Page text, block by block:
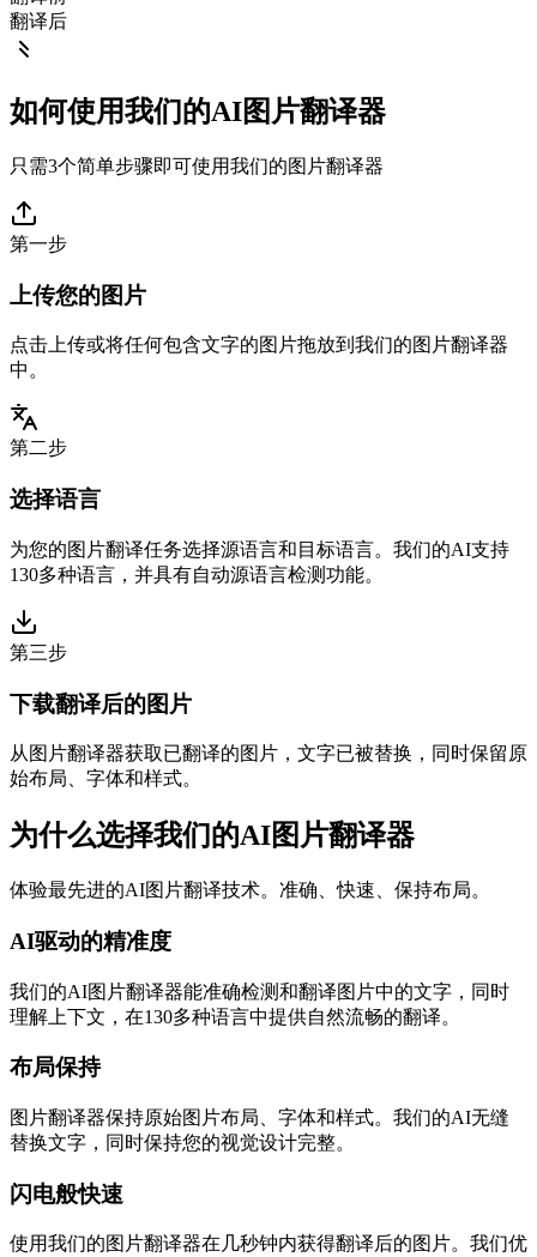
翻译后
如何使用我们的AI图片翻译器
只需3个简单步骤即可使用我们的图片翻译器
第一步
上传您的图片
点击上传或将任何包含文字的图片拖放到我们的图片翻译器
中。
第二步
选择语言
为您的图片翻译任务选择源语言和目标语言。我们的AI支持
130多种语言，并具有自动源语言检测功能。
第三步
下载翻译后的图片
从图片翻译器获取已翻译的图片，文字已被替换，同时保留原
始布局、字体和样式。
为什么选择我们的AI图片翻译器
体验最先进的AI图片翻译技术。准确、快速、保持布局。
AI驱动的精准度
我们的AI图片翻译器能准确检测和翻译图片中的文字，同时
理解上下文，在130多种语言中提供自然流畅的翻译。
布局保持
图片翻译器保持原始图片布局、字体和样式。我们的AI无缝
替换文字，同时保持您的视觉设计完整。
闪电般快速
使用我们的图片翻译器在几秒钟内获得翻译后的图片。我们优